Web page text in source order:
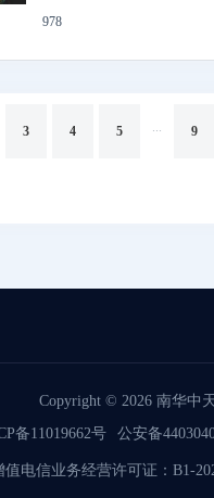
978
3 4 5 ... 9
Copyright © 2026 南华中
备11019662号
公安备
值电信业务经营许可证：B1-